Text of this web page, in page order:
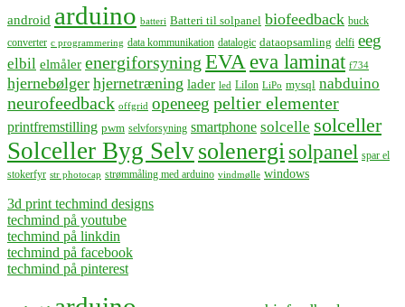
android arduino batteri Batteri til solpanel biofeedback buck
converter c programmering data kommunikation datalogic dataopsamling delfi eeg
elbil elmåler energiforsyning EVA eva laminat f734
hjernebølger hjernetræning lader led LiIon LiPo mysql nabduino
neurofeedback offgrid openeeg peltier elementer
printfremstilling pwm selvforsyning smartphone solcelle solceller
Solceller Byg Selvsolenergisolpanel spar el
stokerfyr str photocap strømmåling med arduino vindmølle windows
3d print techmind designs
techmind på youtube
techmind på linkdin
techmind på facebook
techmind på pinterest